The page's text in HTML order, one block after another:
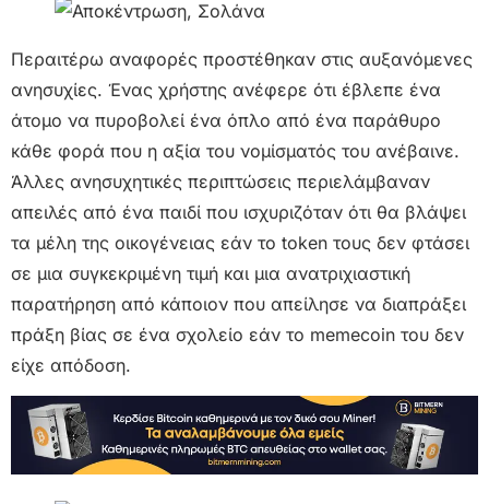
Περαιτέρω αναφορές προστέθηκαν στις αυξανόμενες
ανησυχίες. Ένας χρήστης ανέφερε ότι έβλεπε ένα
άτομο να πυροβολεί ένα όπλο από ένα παράθυρο
κάθε φορά που η αξία του νομίσματός του ανέβαινε.
Άλλες ανησυχητικές περιπτώσεις περιελάμβαναν
απειλές από ένα παιδί που ισχυριζόταν ότι θα βλάψει
τα μέλη της οικογένειας εάν το token τους δεν φτάσει
σε μια συγκεκριμένη τιμή και μια ανατριχιαστική
παρατήρηση από κάποιον που απείλησε να διαπράξει
πράξη βίας σε ένα σχολείο εάν το memecoin του δεν
είχε απόδοση.